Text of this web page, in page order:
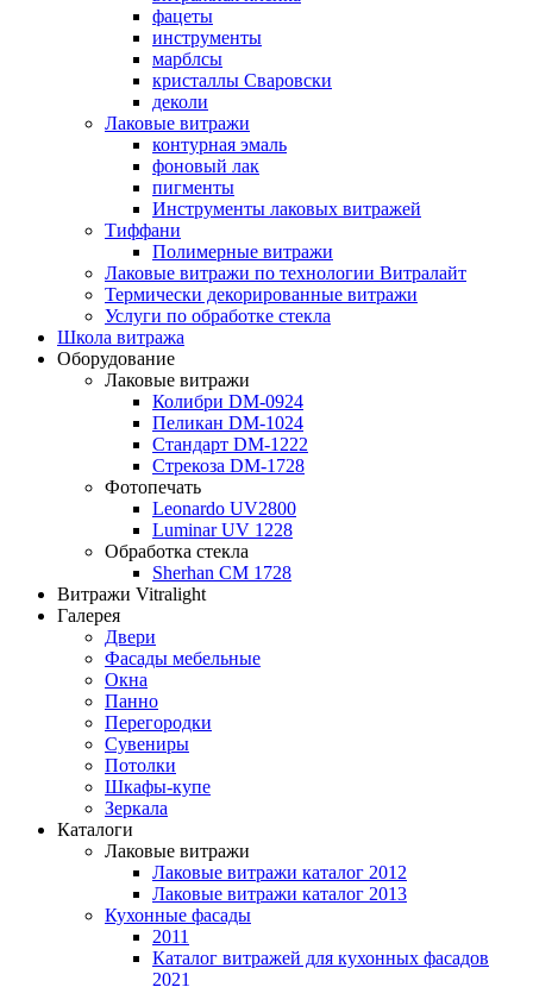
фацеты
инструменты
марблсы
кристаллы Сваровски
деколи
Лаковые витражи
контурная эмаль
фоновый лак
пигменты
Инструменты лаковых витражей
Тиффани
Полимерные витражи
Лаковые витражи по технологии Витралайт
Термически декорированные витражи
Услуги по обработке стекла
Школа витража
Оборудование
Лаковые витражи
Колибри DM-0924
Пеликан DM-1024
Стандарт DM-1222
Стрекоза DM-1728
Фотопечать
Leonardo UV2800
Luminar UV 1228
Обработка стекла
Sherhan CM 1728
Витражи Vitralight
Галерея
Двери
Фасады мебельные
Окна
Панно
Перегородки
Сувениры
Потолки
Шкафы-купе
Зеркала
Каталоги
Лаковые витражи
Лаковые витражи каталог 2012
Лаковые витражи каталог 2013
Кухонные фасады
2011
Каталог витражей для кухонных фасадов
2021